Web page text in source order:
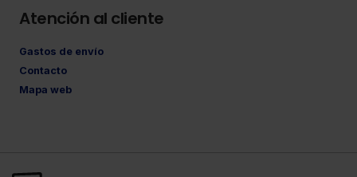
Atención al cliente
Gastos de envío
Contacto
Mapa web